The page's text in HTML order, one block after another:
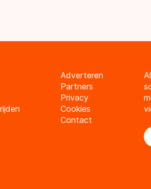
Adverteren
Partners
Privacy
Cookies
Contact